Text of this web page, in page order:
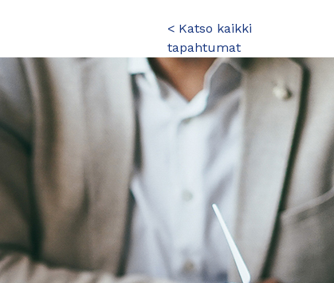
< Katso kaikki
tapahtumat